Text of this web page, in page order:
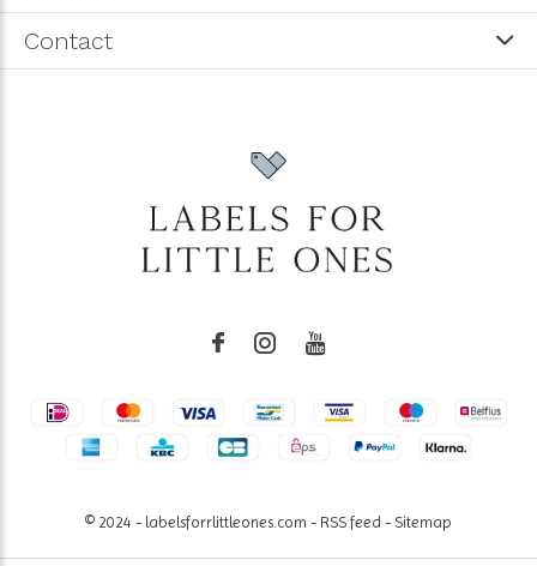
Contact
© 2024 - labelsforrlittleones.com - RSS feed - Sitemap